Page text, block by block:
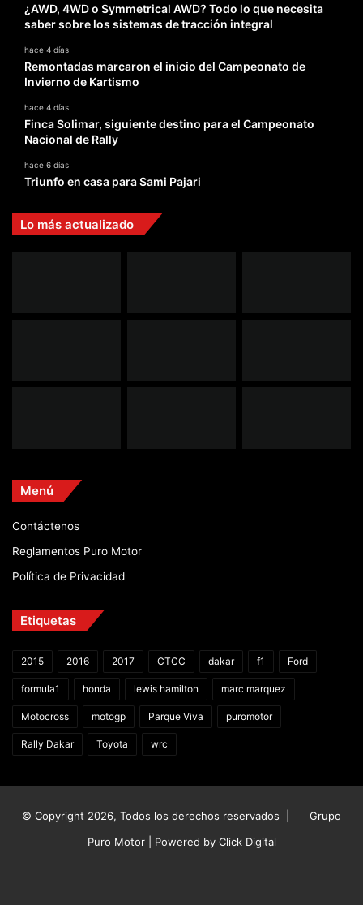
¿AWD, 4WD o Symmetrical AWD? Todo lo que necesita
saber sobre los sistemas de tracción integral
hace 4 días
Remontadas marcaron el inicio del Campeonato de
Invierno de Kartismo
hace 4 días
Finca Solimar, siguiente destino para el Campeonato
Nacional de Rally
hace 6 días
Triunfo en casa para Sami Pajari
Lo más actualizado
Menú
Contáctenos
Reglamentos Puro Motor
Política de Privacidad
Etiquetas
2015 2016 2017 CTCC dakar f1 Ford
formula1 honda lewis hamilton marc marquez
Motocross motogp Parque Viva puromotor
Rally Dakar Toyota wrc
© Copyright 2026, Todos los derechos reservados |
Grupo
Puro Motor | Powered by Click Digital